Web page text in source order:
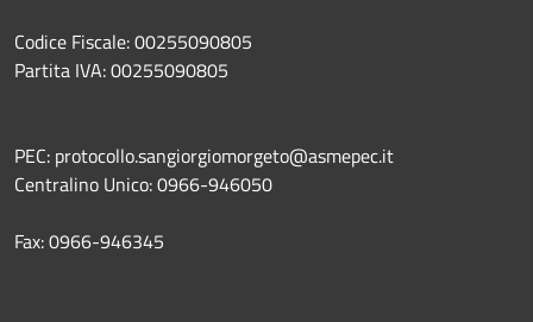
Codice Fiscale: 00255090805
Partita IVA: 00255090805
PEC: protocollo.sangiorgiomorgeto@asmepec.it
Centralino Unico: 0966-946050
Fax: 0966-946345